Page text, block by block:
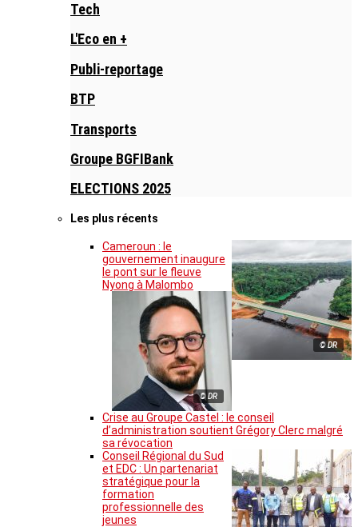
Tech
L'Eco en +
Publi-reportage
BTP
Transports
Groupe BGFIBank
ELECTIONS 2025
Les plus récents
© DR
Cameroun : le
gouvernement inaugure
le pont sur le fleuve
Nyong à Malombo
© DR
Crise au Groupe Castel : le conseil
d’administration soutient Grégory Clerc malgré
sa révocation
Conseil Régional du Sud
et EDC : Un partenariat
stratégique pour la
formation
professionnelle des
jeunes